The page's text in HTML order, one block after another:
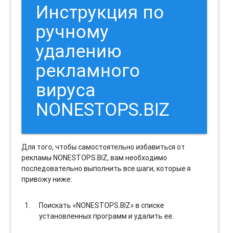
Инструкция по
ручному
удалению
рекламного
вируса
NONESTOPS.BIZ
Для того, чтобы самостоятельно избавиться от
рекламы NONESTOPS.BIZ, вам необходимо
последовательно выполнить все шаги, которые я
привожу ниже:
Поискать «NONESTOPS.BIZ» в списке
установленных программ и удалить ее.